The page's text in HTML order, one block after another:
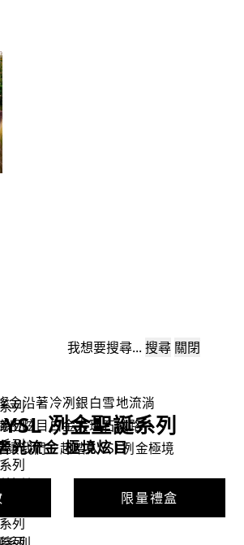
我想要搜尋... 搜尋 關閉
冽金聖誕系列
光流金 極境炫目
限量禮盒
金沿著冷冽銀白雪地流淌
出炫目白金大理石紋路
讓我們一起踏入YSL冽金極境